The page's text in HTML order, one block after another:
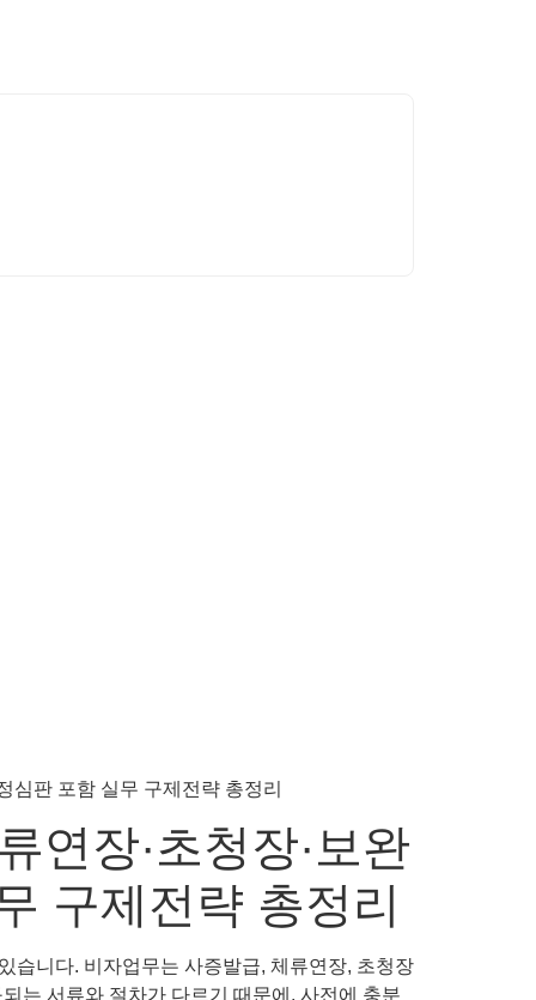
연장·초청장·보완
구제전략 총정리
습니다. 비자업무는 사증발급, 체류연장, 초청장
는 서류와 절차가 다르기 때문에, 사전에 충분